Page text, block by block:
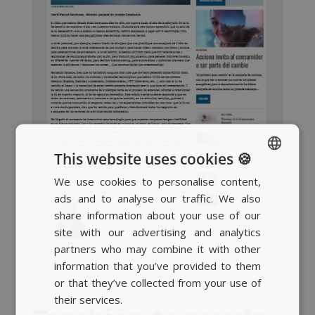
SPANISH
BASQUE
CATALAN
ENGLISH
This website uses cookies 🍪
We use cookies to personalise content,
ads and to analyse our traffic. We also
share information about your use of our
site with our advertising and analytics
partners who may combine it with other
information that you’ve provided to them
or that they’ve collected from your use of
their services.